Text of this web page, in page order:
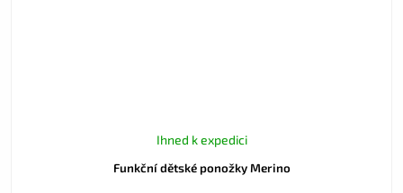
Funkční dětské ponožky Merino
Ihned k expedici